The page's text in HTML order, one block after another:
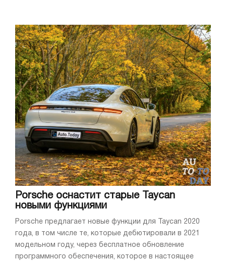
Porsche оснастит старые Taycan
новыми функциями
Porsche предлагает новые функции для Taycan 2020
года, в том числе те, которые дебютировали в 2021
модельном году, через бесплатное обновление
программного обеспечения, которое в настоящее